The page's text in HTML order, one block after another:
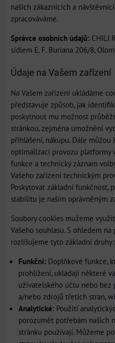
našich zákaznících a
zpracováváme.
Správce osobních údajů: CHILI
sídlem E. F. Buriana 206/8,
Údaje na Vašem zařízení
Na Vašem zařízení ukládáme
představuje způsob, jak
poskytnout mu možnost
stránkou, zejména umožnění
přihlášení, nákupu. Dále
optimalizaci provozu platformy
funkce a technický záznam
Vašeho zařízení technickým
Poskytovat základní funkčnost,
stabilitu je naším oprávněným
Soubory cookies mužeme
Vašeho souhlasu. S ohledem
rozlišujeme tyto základní druhy:
Funkční: Doplňkové funkce,
prohlížení, ukládají některé
uživatelského účtu nebo
a/nebo zdrojů třetích stran,
Analytické: Použití
porozumět potřebám našich
stránku používají. Můžeme